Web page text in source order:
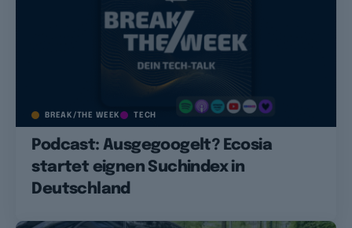
BREAK/THE WEEK TECH
Podcast: Ausgegoogelt? Ecosia
startet eignen Suchindex in
Deutschland